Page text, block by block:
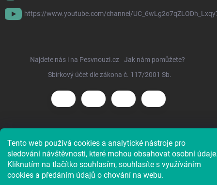
Tento web používá cookies a analytické nástroje pro
sledování návštěvnosti, které mohou obsahovat osobní
Kliknutím na tlačítko souhlasím, souhlasíte s využíváním
cookies a předáním údajů o chování na webu.
https://www.youtube.com/channel/
Najdete nás i na Pesvnouzi.cz
Jak nám pomůžete?
Sbírkový účet dle zákona č. 117/2001 Sb.